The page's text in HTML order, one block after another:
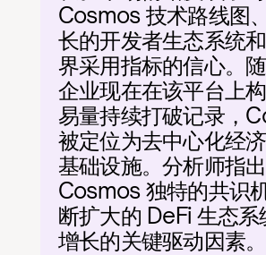
Cosmos 技术路线图
长的开发者生态系统
界采用指标的信心。
企业现在在该平台上
易量持续打破记录，
被定位为去中心化经
基础设施。分析师指出
Cosmos 独特的共识
断扩大的 DeFi 生态
增长的关键驱动因素。